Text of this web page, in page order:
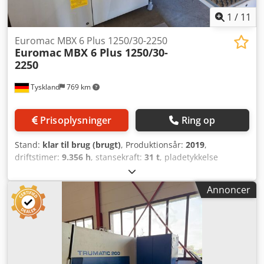
1 / 11
Tyskland 769 km
Euromac MBX 6 Plus 1250/30-2250
Euromac MBX 6 Plus 1250/30-
2250
Prisoplysninger Ring op
Stand: klar til brug (brugt), Produktionsår: 2019,
driftstimer: 9.356 h, stansekraft: 31 t, pladetykkelse
, vandring X-akse:
aksen:1.263 mm, CNC-stansmaskine, årgang 2019. Denne
Euromac MBX 6 Plus 1250/30-2250 har i alt udført
24.439.006 stans og en samlet driftstid på 11.309 timer.
Den er udstyret med en CNC-styring med en separat
konsol samt et børstebord, der beskytter pladerne mod
ridser. Hvis du leder efter stansningsløsninger af høj
kvalitet, bør du overveje den Euromac MBX 6 Plus 1250/30-
Annoncer